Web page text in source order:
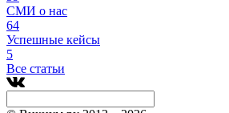
СМИ о нас
64
Успешные кейсы
5
Все статьи